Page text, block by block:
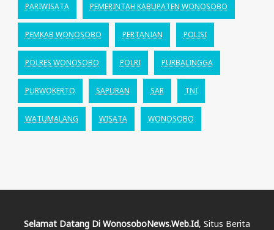
PARIWISATA PEMERINTAH KABUPATEN WONOSOBO
PEMKAB WONOSOBO PERTANIAN POLISI
POLRES WONOSOBO POLRI PURBALINGGA
PURWOKERTO SAPURAN SAR TNI
WATUMALANG WISATA WONOSOBO
Selamat Datang Di WonosoboNews.web.id, Situs Berita